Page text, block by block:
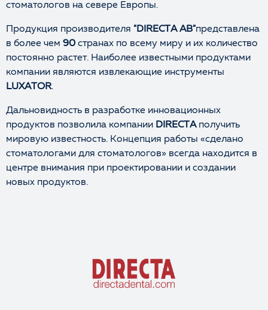
стоматологов на севере Европы.
Продукция производителя "DIRECTA AB"представлена
в более чем 90 странах по всему миру и их количество
постоянно растет. Наиболее известными продуктами
компании являются извлекающие инструменты
LUXATOR.
Дальновидность в разработке инновационных
продуктов позволила компании DIRECTAполучить
мировую известность. Концепция работы «сделано
стоматологами для стоматологов» всегда находится в
центре внимания при проектировании и создании
новых продуктов.